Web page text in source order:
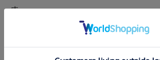
す。
ゆったりとしたシルエットながら、ウエスト
落ちるタックディテールがスタイルアップを叶